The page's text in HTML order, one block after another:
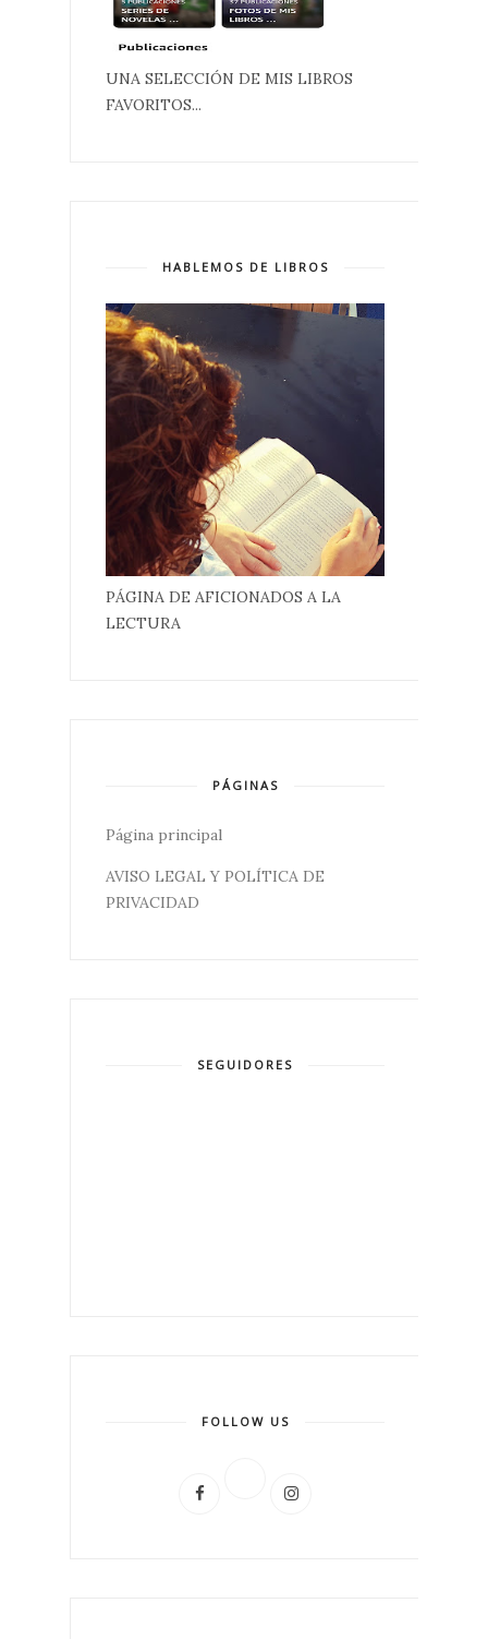
UNA SELECCIÓN DE MIS LIBROS
FAVORITOS...
HABLEMOS DE LIBROS
PÁGINA DE AFICIONADOS A LA
LECTURA
PÁGINAS
Página principal
AVISO LEGAL Y POLÍTICA DE
PRIVACIDAD
SEGUIDORES
FOLLOW US